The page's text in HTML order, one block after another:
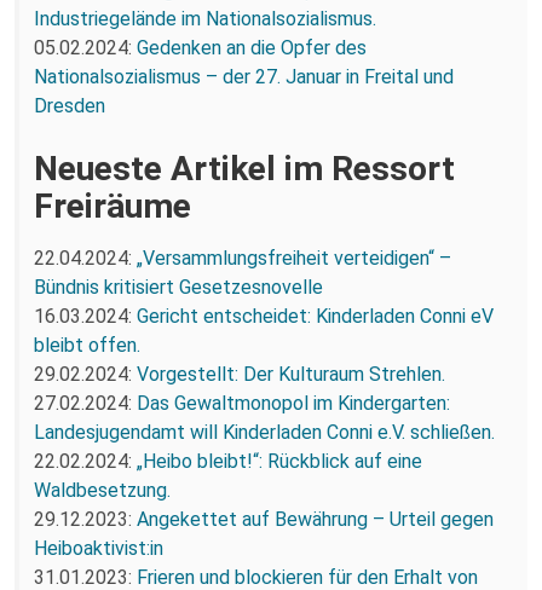
Industriegelände im Nationalsozialismus.
05.02.2024: Gedenken an die Opfer des
Nationalsozialismus – der 27. Januar in Freital und
Dresden
Neueste Artikel im Ressort
Freiräume
22.04.2024: „Versammlungsfreiheit verteidigen“ –
Bündnis kritisiert Gesetzesnovelle
16.03.2024: Gericht entscheidet: Kinderladen Conni eV
bleibt offen.
29.02.2024: Vorgestellt: Der Kulturaum Strehlen.
27.02.2024: Das Gewaltmonopol im Kindergarten:
Landesjugendamt will Kinderladen Conni e.V. schließen.
22.02.2024: „Heibo bleibt!“: Rückblick auf eine
Waldbesetzung.
29.12.2023: Angekettet auf Bewährung – Urteil gegen
Heiboaktivist:in
31.01.2023: Frieren und blockieren für den Erhalt von